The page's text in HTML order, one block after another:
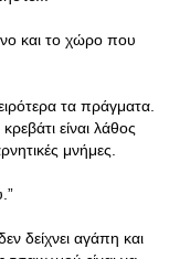
και το χώρο που
τα πράγματα.
είναι λάθος
μνήμες.
δείχνει αγάπη και